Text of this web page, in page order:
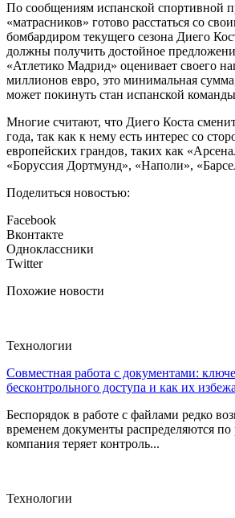
По сообщениям испанской спортивной
«матрасников» готово расстаться со
бомбардиром текущего сезона Диего
должны получить достойное
«Атлетико Мадрид» оценивает своего
миллионов евро, это минимальная
может покинуть стан испанской
Многие считают, что Диего Коста
года, так как к нему есть интерес со
европейских грандов, таких как
«Боруссия Дортмунд», «Наполи»,
Поделиться новостью:
Facebook
Вконтакте
Одноклассники
Twitter
Похожие новости
Технологии
Совместная работа с документами:
бесконтрольного доступа и как их
Беспорядок в работе с файлами редко
временем документы распределяются
компания теряет контроль...
Технологии